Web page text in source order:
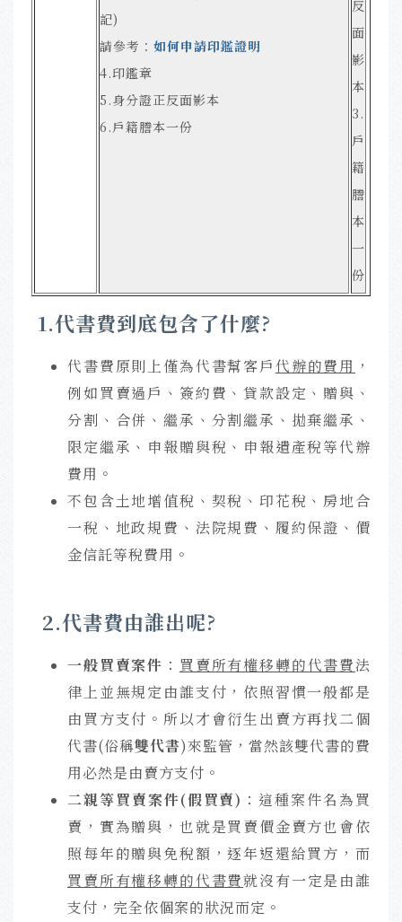
記)
請參考： 如何申請印鑑證明
4.印鑑章
5.身分證正反面影本
6.戶籍謄本一份
反
面
影
本
3.
戶
籍
謄
本
一
份
1.代書費到底包含了什麼?
代書費原則上僅為代書幫客戶代辦的費用 ，
例如買賣過戶、簽約費、貸款設定、贈與、
分割、合併、繼承、分割繼承、拋棄繼承、
限定繼承、申報贈與稅、申報遺產稅等代辦
費用。
不包含土地增值稅、契稅、印花稅、房地合
一稅、地政規費、法院規費、履約保證、價
金信託等稅費用。
2.代書費由誰出呢?
一般買賣案件 ： 買賣所有權移轉的代書費法
律上並無規定由誰支付，依照習慣一般都是
由買方支付。所以才會衍生出賣方再找二個
代書(俗稱雙代書)來監管，當然該雙代書的費
用必然是由賣方支付。
二親等買賣案件(假買賣) ：這種案件名為買
賣，實為贈與，也就是買賣價金賣方也會依
照每年的贈與免稅額，逐年返還給買方，而
買賣所有權移轉的代書費就沒有一定是由誰
支付，完全依個案的狀況而定。